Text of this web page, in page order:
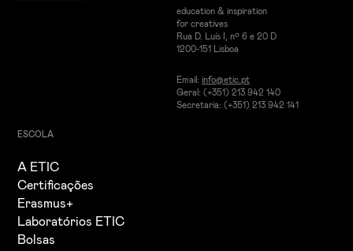
education & inspiration
for creatives
Rua D. Luís I, nº 6 e 20 D
1200-151 Lisboa
Email: info@etic.pt
Geral: (+351) 213 942 140
Secretaria: (+351) 213 942 141
ESCOLA
A ETIC
Certificações
Erasmus+
Laboratórios ETIC
Bolsas